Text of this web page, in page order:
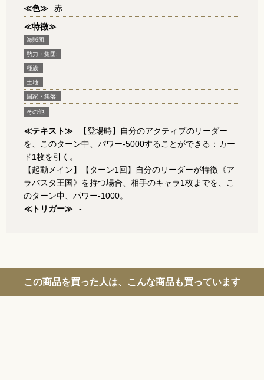
≪色≫
赤
≪特徴≫
海賊団:
勢力・集団:
種族:
土地:
国家・集落:
その他:
≪テキスト≫
【登場時】自分のアクティブのリーダー
を、このターン中、パワー-5000することができる：カー
ド1枚を引く。
【起動メイン】【ターン1回】自分のリーダーが特徴《ア
ラバスタ王国》を持つ場合、相手のキャラ1枚までを、こ
のターン中、パワー-1000。
≪トリガー≫
-
この商品を買った人は、こんな商品も買っています